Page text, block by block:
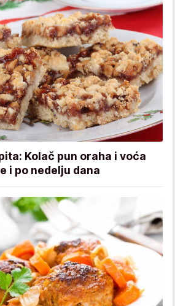
Kolač pun oraha i voća
i po nedelju dana